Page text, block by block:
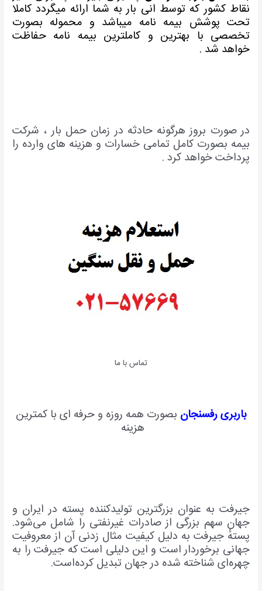
نقاط کشور که توسط انی بار به شما ارائه میگردد کاملا
تحت پوشش بیمه نامه میباشد و محموله بصورت
تخصصی با بهترین و کاملترین بیمه نامه حفاظت
خواهد شد .
در صورت بروز هرگونه حادثه در زمان حمل بار ، شرکت
بیمه بصورت کامل تمامی خسارات و هزینه های وارده را
پرداخت خواهد کرد .
تماس با ما
باربری رفسنجان بصورت همه روزه و حرفه ای با کمترین
هزینه
جیرفت به عنوان بزرگترین تولیدکننده پسته در ایران و
جهان سهم بزرگی از صادرات غیرنفتی را شامل می‌شود.
پستهٔ جیرفت به دلیل کیفیت مثال زدنی آن از معروفیت
جهانی برخوردار است و این دلیلی است که جیرفت را به
چهره‌ای شناخته شده در جهان تبدیل کرده‌است.